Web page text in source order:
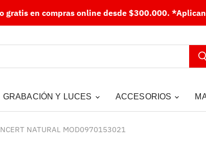
gratis en compras online desde $300.000. *Aplican
GRABACIÓN Y LUCES ACCESORIOS
NATURAL MOD0970153021